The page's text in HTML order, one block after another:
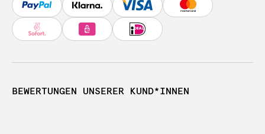
BEWERTUNGEN UNSERER KUND*INNEN